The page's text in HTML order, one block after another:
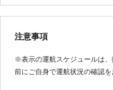
注意事項
※表示の運航スケジュールは
前にご自身で運航状況の確認を